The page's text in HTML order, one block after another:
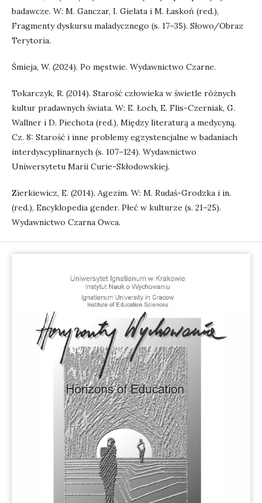
badawcze. W: M. Ganczar, I. Gielata i M. Łaskoń (red.),
Fragmenty dyskursu maladycznego (s. 17–35). Słowo/Obraz
Terytoria.
Śmieja, W. (2024). Po męstwie. Wydawnictwo Czarne.
Tokarczyk, R. (2014). Starość człowieka w świetle różnych
kultur pradawnych świata. W: E. Łoch, E. Flis-Czerniak, G.
Wallner i D. Piechota (red.), Między literaturą a medycyną.
Cz. 8: Starość i inne problemy egzystencjalne w badaniach
interdyscyplinarnych (s. 107–124). Wydawnictwo
Uniwersytetu Marii Curie-Skłodowskiej.
Zierkiewicz, E. (2014). Agezim. W: M. Rudaś-Grodzka i in.
(red.), Encyklopedia gender. Płeć w kulturze (s. 21–25).
Wydawnictwo Czarna Owca.